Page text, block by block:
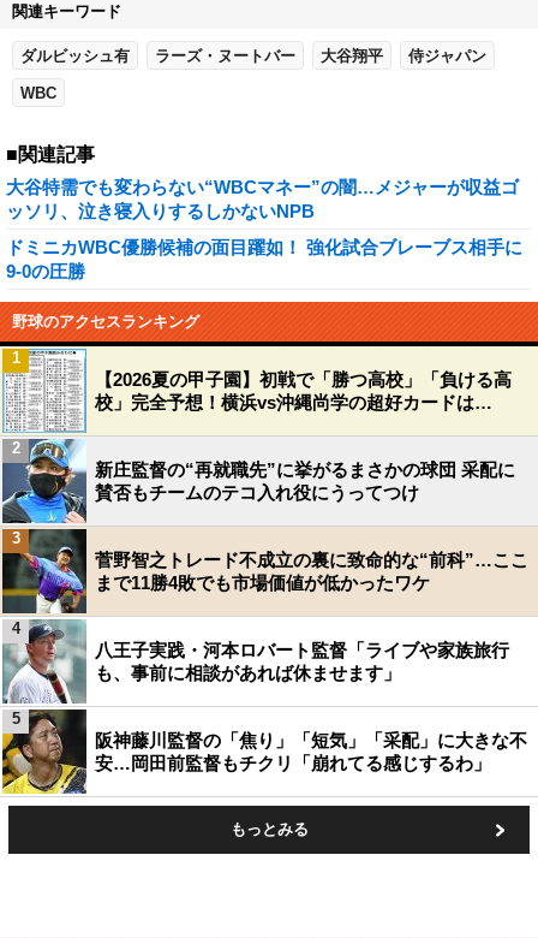
関連キーワード
ダルビッシュ有 ラーズ・ヌートバー 大谷翔平 侍ジャパン
WBC
■関連記事
大谷特需でも変わらない“WBCマネー”の闇…メジャーが収益ゴ
ッソリ、泣き寝入りするしかないNPB
ドミニカWBC優勝候補の面目躍如！ 強化試合ブレーブス相手に
9‐0の圧勝
野球のアクセスランキング
【2026夏の甲子園】初戦で「勝つ高校」「負ける高
校」完全予想！横浜vs沖縄尚学の超好カードは…
1
新庄監督の“再就職先”に挙がるまさかの球団 采配に
賛否もチームのテコ入れ役にうってつけ
2
菅野智之トレード不成立の裏に致命的な“前科”…ここ
まで11勝4敗でも市場価値が低かったワケ
3
八王子実践・河本ロバート監督「ライブや家族旅行
も、事前に相談があれば休ませます」
4
阪神藤川監督の「焦り」「短気」「采配」に大きな不
安…岡田前監督もチクリ「崩れてる感じするわ」
5
もっとみる